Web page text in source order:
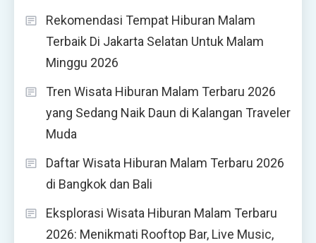
Rekomendasi Tempat Hiburan Malam
Terbaik Di Jakarta Selatan Untuk Malam
Minggu 2026
Tren Wisata Hiburan Malam Terbaru 2026
yang Sedang Naik Daun di Kalangan Traveler
Muda
Daftar Wisata Hiburan Malam Terbaru 2026
di Bangkok dan Bali
Eksplorasi Wisata Hiburan Malam Terbaru
2026: Menikmati Rooftop Bar, Live Music,